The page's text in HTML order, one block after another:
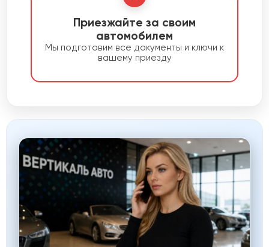
Приезжайте за своим
автомобилем
Мы подготовим все документы и ключи к
вашему приезду